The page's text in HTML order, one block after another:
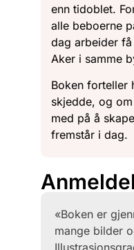
enn tidoblet.
alle beboerne
dag arbeider
Aker i samme
Boken forteller
skjedde, og
med på å
fremstår i dag.
«Boken er
mange bilder